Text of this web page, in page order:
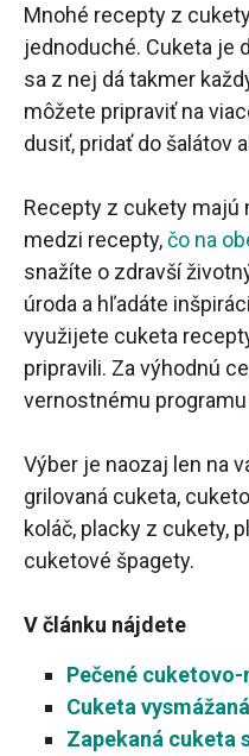
Mnohé recepty z
jednoduché. Cuketa je
sa z nej dá takmer
môžete pripraviť na
dusiť, pridať do šalátov
Recepty z cukety majú
medzi recepty,čo na
snažíte o zdravší
úroda a hľadáte
využijete cuketa
pripravili. Za výhodnú
vernostnému programu
Výber je naozaj len na
grilovaná cuketa,
koláč, placky z cukety,
cuketové špagety.
V článku nájdete
Pečené
Cuketa
Zapekaná cuketa